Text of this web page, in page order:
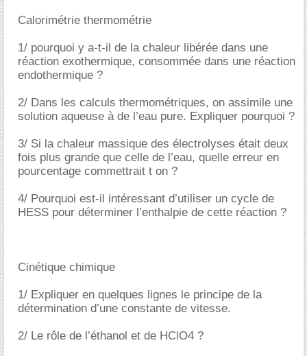
Calorimétrie thermométrie
1/ pourquoi y a-t-il de la chaleur libérée dans une
réaction exothermique, consommée dans une réaction
endothermique ?
2/ Dans les calculs thermométriques, on assimile une
solution aqueuse à de l’eau pure. Expliquer pourquoi ?
3/ Si la chaleur massique des électrolyses était deux
fois plus grande que celle de l’eau, quelle erreur en
pourcentage commettrait t on ?
4/ Pourquoi est-il intéressant d’utiliser un cycle de
HESS pour déterminer l’enthalpie de cette réaction ?
Cinétique chimique
1/ Expliquer en quelques lignes le principe de la
détermination d’une constante de vitesse.
2/ Le rôle de l’éthanol et de HClO4 ?